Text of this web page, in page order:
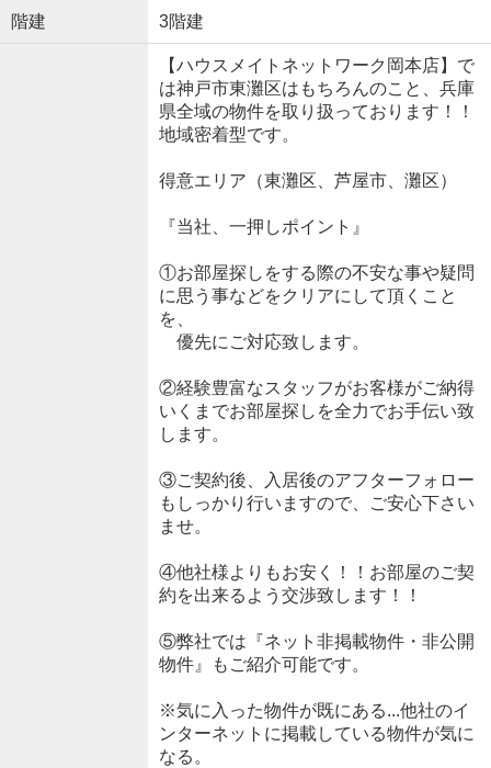
階建 3階建
【ハウスメイトネットワーク岡本店】で
は神戸市東灘区はもちろんのこと、兵庫
県全域の物件を取り扱っております！！
地域密着型です。
得意エリア（東灘区、芦屋市、灘区）
『当社、一押しポイント』
①お部屋探しをする際の不安な事や疑問
に思う事などをクリアにして頂くこと
を、
優先にご対応致します。
②経験豊富なスタッフがお客様がご納得
いくまでお部屋探しを全力でお手伝い致
します。
③ご契約後、入居後のアフターフォロー
もしっかり行いますので、ご安心下さい
ませ。
④他社様よりもお安く！！お部屋のご契
約を出来るよう交渉致します！！
⑤弊社では『ネット非掲載物件・非公開
物件』もご紹介可能です。
※気に入った物件が既にある...他社のイ
ンターネットに掲載している物件が気に
なる。